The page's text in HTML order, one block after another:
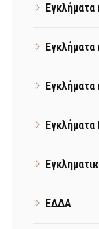
Εγκλήματα
Εγκλήματα
Εγκλήματα
ΕΔΔΑ